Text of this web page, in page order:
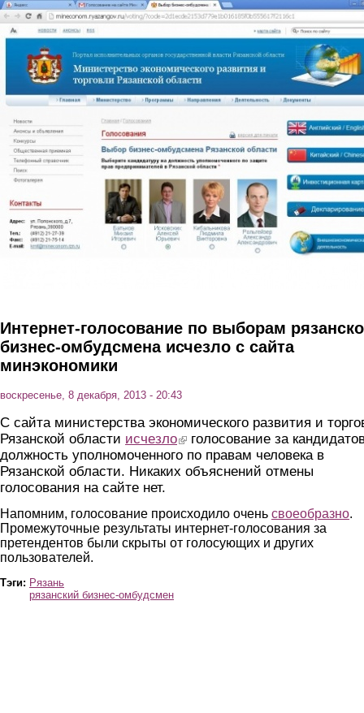
Перейти к основному содержанию
Интернет-голосование по выборам
бизнес-омбудсмена исчезло с сайта
минэкономики
воскресенье, 8 декабря, 2013 - 20:43
С сайта министерства экономического развития и
Рязанской области исчезло(link is external)
голосование за
должность уполномоченного по правам человека в
Рязанской области. Никаких объяснений отмены
голосования на сайте нет.
Напомним, голосование происходило очень своеобразно.
Промежуточные результаты интернет-голосования за
претендентов были скрыты от голосующих и других
пользователей.
Тэги: Рязань
рязанский бизнес-омбудсмен